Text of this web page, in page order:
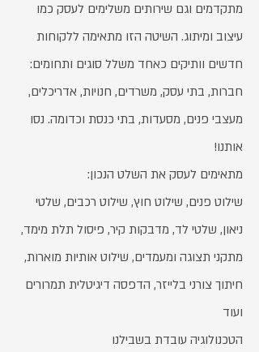
מתקדמים וגם שירותים משלימים לעסק כמו
עיצוב ומיתוג. השיטה הזו מתאימה ללקוחות
חדשים וותיקים כאחד משלל סוגים ותחומים:
חברות, בתי עסק, משרדים, חנויות, אדריכלים,
מעצבי פנים, מסעדות, בתי כנסת וכדומה. נסו
אותנו!
מתאימים לעסק את השלט הנכון:
שילוט פנים, שילוט חוץ, שילוט רכבים, שלטי
ניאון, שלטי לד, מדבקות קיר, פיסול תלת מימד,
מתקני תצוגה ומעמדים, שילוט אותיות מוארות,
חיתוך צורני בלייזר, הדפסה דיגיטלית תמרורים
ועוד
הטכנולוגיה עובדת בשבילנו